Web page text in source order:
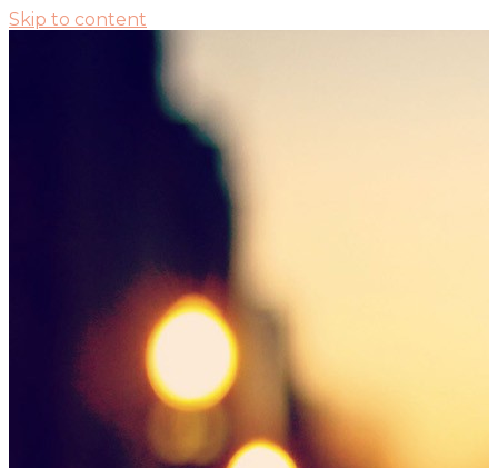
Skip to content